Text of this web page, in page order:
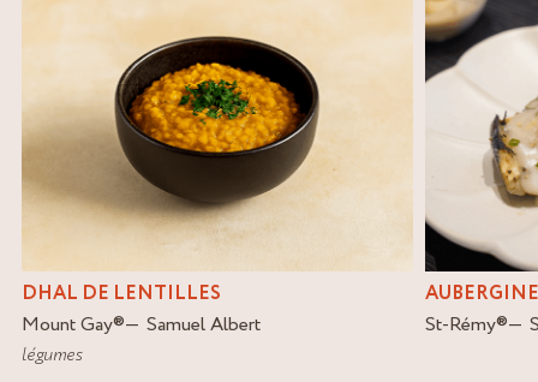
DHAL DE LENTILLES
Mount Gay®
Samuel Albert
légumes
St-Rémy®